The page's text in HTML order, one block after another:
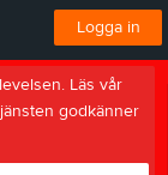
Logga in
Läs vår
godkänner